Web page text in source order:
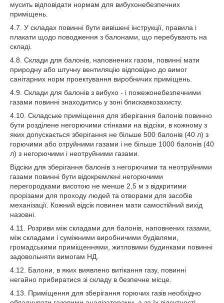
мусить відповідати нормам для вибухонебезпечних
приміщень.
4.7. У складах повинні бути вивішені інструкції, правила і
плакати щодо поводження з балонами, що перебувають на
складі.
4.8. Склади для балонів, наповнених газом, повинні мати
природну або штучну вентиляцію відповідно до вимог
санітарних норм проектування виробничих приміщень.
4.9. Склади для балонів з вибухо - і пожежонебезпечними
газами повинні знаходитись у зоні блискавкозахисту.
4.10. Складське приміщення для зберігання балонів повинно
бути розділене негорючими стінками на відсіки, в кожному з
яких допускається зберігання не більше 500 балонів (40 л) з
горючими або отруйними газами і не більше 1000 балонів (40
л) з негорючими і неотруйними газами.
Відсіки для зберігання балонів з негорючими та неотруйними
газами повинні бути відокремлені негорючими
перегородками висотою не менше 2,5 м з відкритими
прорізами для проходу людей та отворами для засобів
механізації. Кожний відсік повинен мати самостійний вихід
назовні.
4.11. Розриви між складами для балонів, наповнених газами,
між складами і суміжними виробничими будівлями,
громадськими приміщеннями, житловими будинками повинні
задовольняти вимогам НД.
4.12. Балони, в яких виявлено витікання газу, повинні
негайно прибиратися зі складу в безпечне місце.
4.13. Приміщення для зберігання горючих газів необхідно